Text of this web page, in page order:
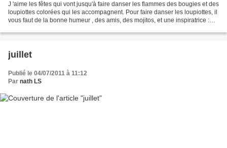
J 'aime les fêtes qui vont jusqu'à faire danser les flammes des bougies et des
loupiottes colorées qui les accompagnent. Pour faire danser les loupiottes, il
vous faut de la bonne humeur , des amis, des mojitos, et une inspiratrice :
juillet
Publié le 04/07/2011 à 11:12
Par nath LS